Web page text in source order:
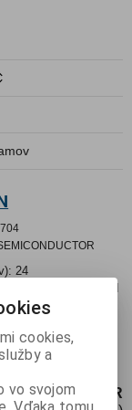
24
platí pre sklad
0,002 kg
4,92 EUR
cookies,
a
vo svojom